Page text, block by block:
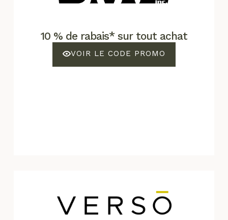
10 % de rabais* sur tout achat
VOIR LE CODE PROMO